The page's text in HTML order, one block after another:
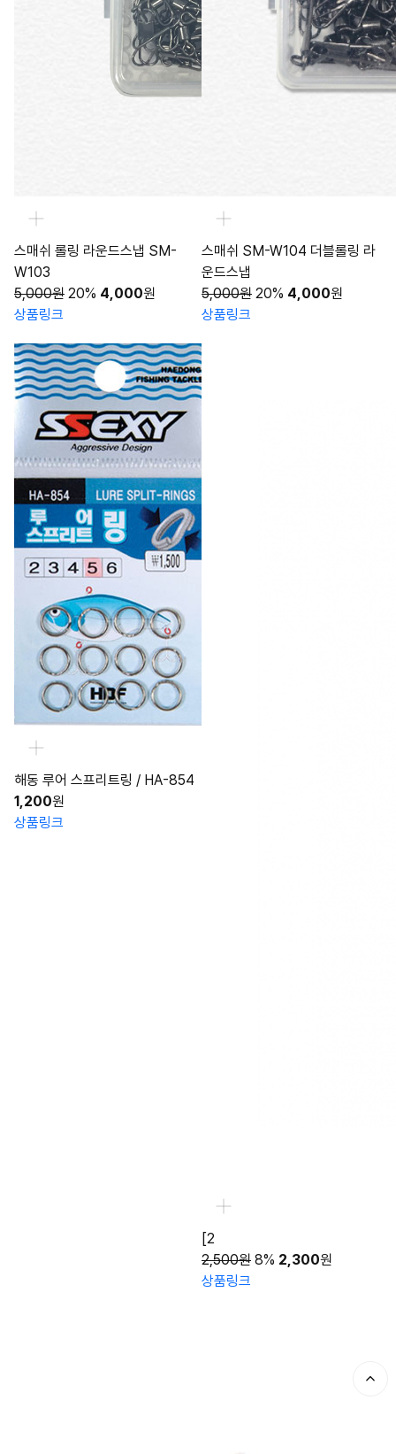
스매쉬 롤링 라운드스냅 SM-
W103
5,000원 20% 4,000원
상품링크
스매쉬 SM-W104 더블롤링 라
운드스냅
5,000원 20% 4,000원
상품링크
해동 루어 스프리트링 / HA-854
1,200원
상품링크
[2
2,500원 8% 2,300원
상품링크